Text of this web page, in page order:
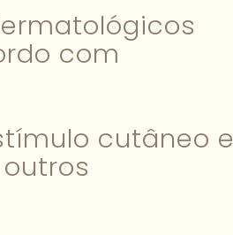
com
cutâneo e